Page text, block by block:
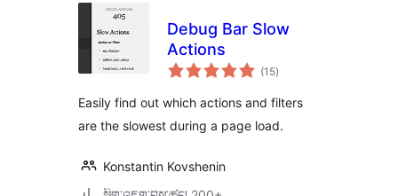
Debug Bar Slow
Actions
(15གདེང་
འཇོག་
ཚང་།
)
Easily find out which actions and filters
are the slowest during a page load.
Konstantin Kovshenin